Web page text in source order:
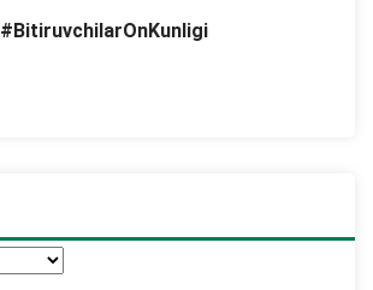
#BitiruvchilarOnKunligi